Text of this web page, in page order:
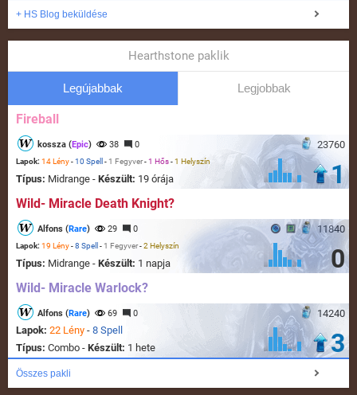
+ HS Blog beküldése
Hearthstone paklik
Legújabbak Legjobbak
Fireball
23760
kossza (Epic) 38 0
Lapok: 14 Lény-10 Spell - 1 Fegyver-1 Hős-1 Helyszín
Típus: Midrange - Készült: 19 órája 1
Wild- Miracle Death Knight?
11840
Alfons (Rare) 29 0
Lapok: 19 Lény-8 Spell - 1 Fegyver-2 Helyszín
Típus: Midrange - Készült: 1 napja 0
Wild- Miracle Warlock?
14240
Alfons (Rare) 69 0
Lapok: 22 Lény - 8 Spell
Típus: Combo - Készült: 1 hete 3
Összes pakli